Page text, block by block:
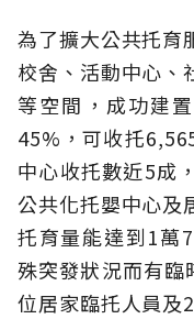
為了擴大公共托育
校舍、活動中心、
等空間，成功建
45%，可收托
中心收托數近5成
公共化托嬰中心及
托育量能達到1萬
殊突發狀況而有臨
位居家臨托人員及